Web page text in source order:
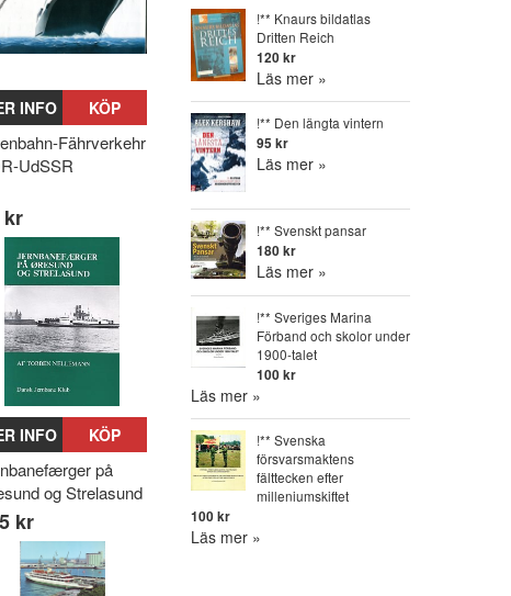
INFO KÖP
Fährverkehr
UdSSR
kr
INFO KÖP
på
og Strelasund
kr
!** Knaurs bildatlas
Dritten Reich
120 kr
Läs mer »
!** Den längta vintern
95 kr
Läs mer »
!** Svenskt pansar
180 kr
Läs mer »
!** Sveriges Marina
Förband och skolor under
1900-talet
100 kr
Läs mer »
!** Svenska
försvarsmaktens
fälttecken efter
milleniumskiftet
100 kr
Läs mer »